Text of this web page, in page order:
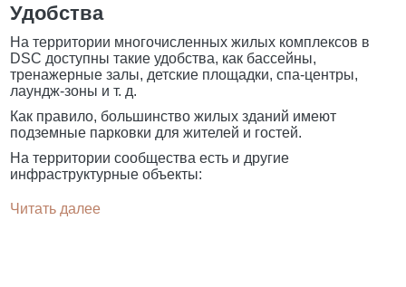
Удобства
На территории многочисленных жилых комплексов в
DSC доступны такие удобства, как бассейны,
тренажерные залы, детские площадки, спа-центры,
лаундж-зоны и т. д.
Как правило, большинство жилых зданий имеют
подземные парковки для жителей и гостей.
На территории сообщества есть и другие
инфраструктурные объекты:
Читать далее